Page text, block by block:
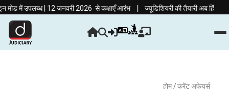
| 12 जनवरी 2026 से कक्षाएँ आरंभ|ज्यूडिशियरी की तैयारी अब हिंदी माध्यम
होम/ करेंट अफेयर्स